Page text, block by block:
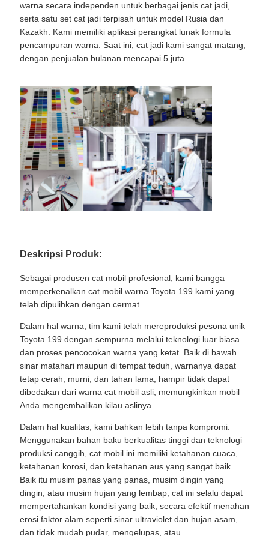
warna secara independen untuk berbagai jenis cat jadi,
serta satu set cat jadi terpisah untuk model Rusia dan
Kazakh. Kami memiliki aplikasi perangkat lunak formula
pencampuran warna. Saat ini, cat jadi kami sangat matang,
dengan penjualan bulanan mencapai 5 juta.
Deskripsi Produk:
Sebagai produsen cat mobil profesional, kami bangga
memperkenalkan cat mobil warna Toyota 199 kami yang
telah dipulihkan dengan cermat.
Dalam hal warna, tim kami telah mereproduksi pesona unik
Toyota 199 dengan sempurna melalui teknologi luar biasa
dan proses pencocokan warna yang ketat. Baik di bawah
sinar matahari maupun di tempat teduh, warnanya dapat
tetap cerah, murni, dan tahan lama, hampir tidak dapat
dibedakan dari warna cat mobil asli, memungkinkan mobil
Anda mengembalikan kilau aslinya.
Dalam hal kualitas, kami bahkan lebih tanpa kompromi.
Menggunakan bahan baku berkualitas tinggi dan teknologi
produksi canggih, cat mobil ini memiliki ketahanan cuaca,
ketahanan korosi, dan ketahanan aus yang sangat baik.
Baik itu musim panas yang panas, musim dingin yang
dingin, atau musim hujan yang lembap, cat ini selalu dapat
mempertahankan kondisi yang baik, secara efektif menahan
erosi faktor alam seperti sinar ultraviolet dan hujan asam,
dan tidak mudah pudar, mengelupas, atau